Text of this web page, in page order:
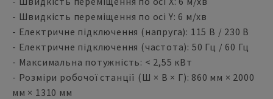
- Швидкість переміщення по осі Y: 6 м/хв
- Електричне підключення (напруга): 115 В / 230 В
- Електричне підключення (частота): 50 Гц / 60 Гц
- Максимальна потужність: < 2,55 кВт
- Розміри робочої станції (Ш × В × Г): 860 мм × 2000
мм × 1310 мм